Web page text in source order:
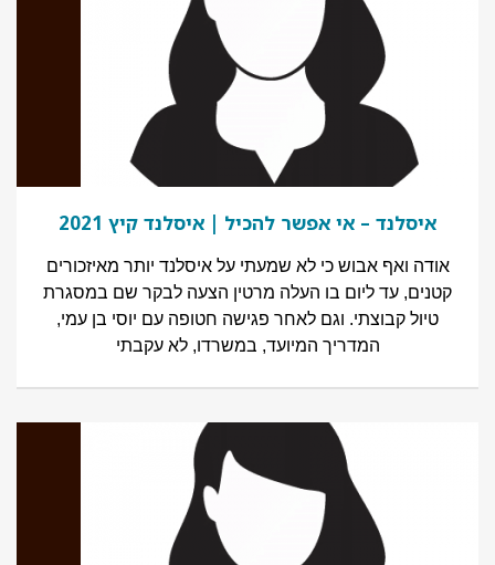
איסלנד – אי אפשר להכיל | איסלנד קיץ 2021
אודה ואף אבוש כי לא שמעתי על איסלנד יותר מאיזכורים
קטנים, עד ליום בו העלה מרטין הצעה לבקר שם במסגרת
טיול קבוצתי. וגם לאחר פגישה חטופה עם יוסי בן עמי,
המדריך המיועד, במשרדו, לא עקבתי